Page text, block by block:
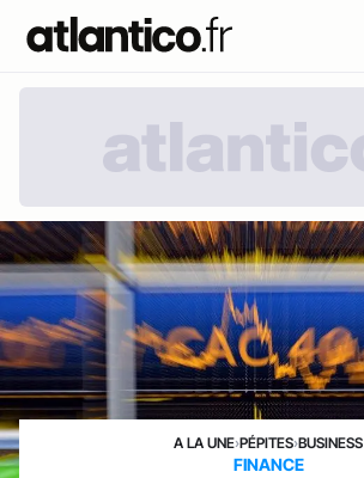
A LA UNE›PÉPITES›BUSINESS
FINANCE